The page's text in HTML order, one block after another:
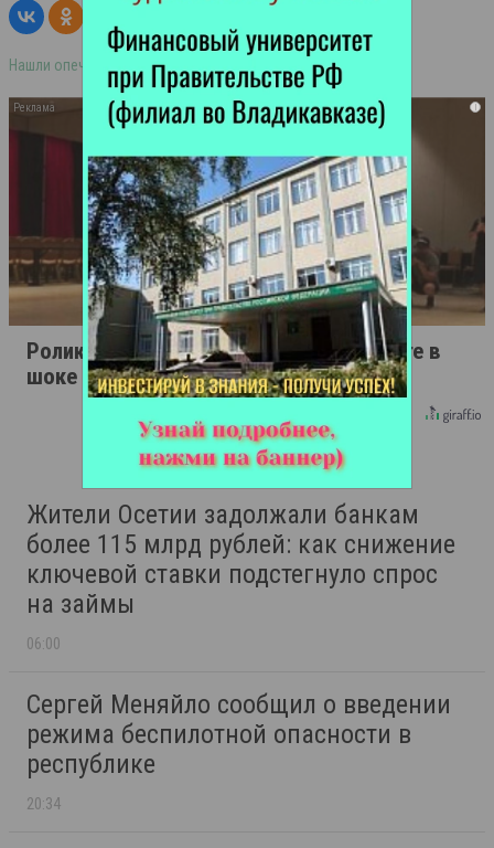
Нашли опечатку в тексте? Выделите её и нажмите ctrl+enter
i
Ролик длится пару секунд, но вы будете в
шоке от увиденного
Жители Осетии задолжали банкам
более 115 млрд рублей: как снижение
ключевой ставки подстегнуло спрос
на займы
06:00
Сергей Меняйло сообщил о введении
режима беспилотной опасности в
республике
20:34